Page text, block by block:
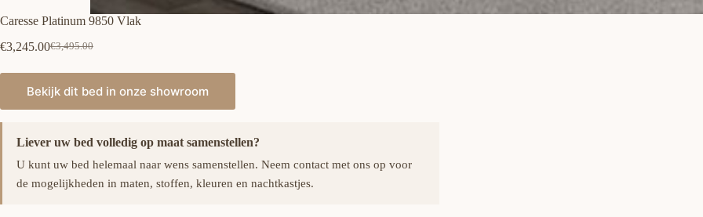
Caresse Platinum 9850 Vlak
€3,495.00
Oorspronkelijke
€3,495.00.
€3,245.00Huidige
€3,245.00.
Bekijk dit bed in onze showroom
Liever uw bed volledig op maat samenstellen?
U kunt uw bed helemaal naar wens samenstellen. Neem contact met ons op voor
de mogelijkheden in maten, stoffen, kleuren en nachtkastjes.